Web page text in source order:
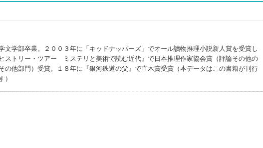
文学部卒業。２００３年に「キッドナッパーズ」でオール讀物推理小説新人賞を受賞し
ストリー・ツアー ミステリと美術で読む近代』で日本推理作家協会賞（評論その他の
の他部門）受賞。１８年に『銀河鉄道の父』で直木賞受賞（本データはこの書籍が刊行
）